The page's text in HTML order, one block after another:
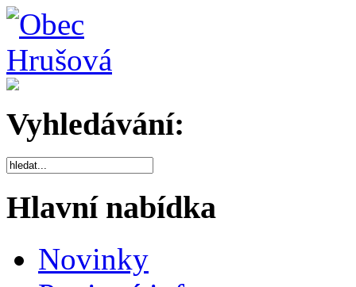
Vyhledávání:
Hlavní nabídka
Novinky